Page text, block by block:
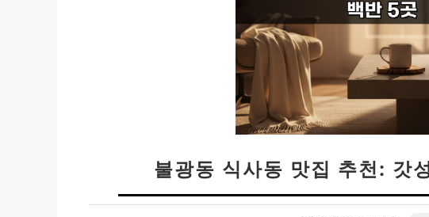
불광동 식사동 맛집 추천: 갓